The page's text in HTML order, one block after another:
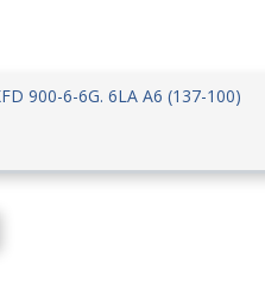
900-6-6G. 6LA A6 (137-100)